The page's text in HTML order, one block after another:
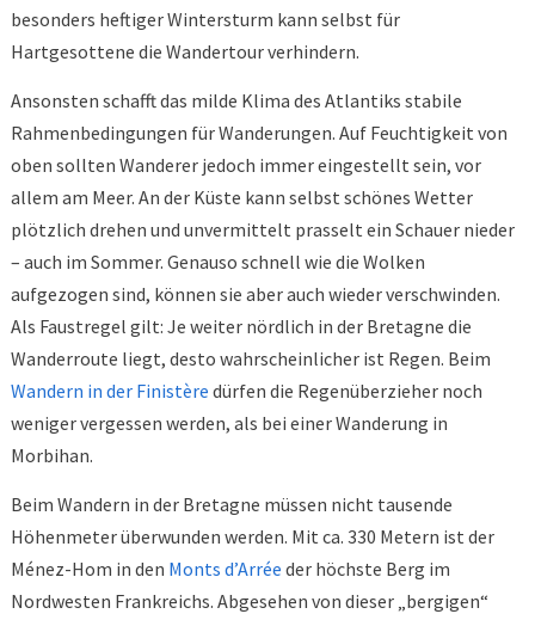
besonders heftiger Wintersturm kann selbst für
Hartgesottene die Wandertour verhindern.
Ansonsten schafft das milde Klima des Atlantiks stabile
Rahmenbedingungen für Wanderungen. Auf Feuchtigkeit von
oben sollten Wanderer jedoch immer eingestellt sein, vor
allem am Meer. An der Küste kann selbst schönes Wetter
plötzlich drehen und unvermittelt prasselt ein Schauer nieder
– auch im Sommer. Genauso schnell wie die Wolken
aufgezogen sind, können sie aber auch wieder verschwinden.
Als Faustregel gilt: Je weiter nördlich in der Bretagne die
Wanderroute liegt, desto wahrscheinlicher ist Regen. Beim
Wandern in der Finistère dürfen die Regenüberzieher noch
weniger vergessen werden, als bei einer Wanderung in
Morbihan.
Beim Wandern in der Bretagne müssen nicht tausende
Höhenmeter überwunden werden. Mit ca. 330 Metern ist der
Ménez-Hom in den Monts d’Arrée der höchste Berg im
Nordwesten Frankreichs. Abgesehen von dieser „bergigen“